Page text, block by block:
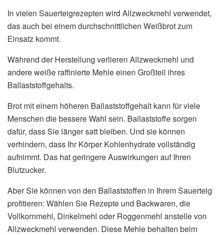
In vielen Sauerteigrezepten wird Allzweckmehl verwendet,
das auch bei einem durchschnittlichen Weißbrot zum
Einsatz kommt.
Während der Herstellung verlieren Allzweckmehl und
andere weiße raffinierte Mehle einen Großteil ihres
Ballaststoffgehalts.
Brot mit einem höheren Ballaststoffgehalt kann für viele
Menschen die bessere Wahl sein. Ballaststoffe sorgen
dafür, dass Sie länger satt bleiben. Und sie können
verhindern, dass Ihr Körper Kohlenhydrate vollständig
aufnimmt. Das hat geringere Auswirkungen auf Ihren
Blutzucker.
Aber Sie können von den Ballaststoffen in Ihrem Sauerteig
profitieren: Wählen Sie Rezepte und Backwaren, die
Vollkornmehl, Dinkelmehl oder Roggenmehl anstelle von
Allzweckmehl verwenden. Diese Mehle behalten beim